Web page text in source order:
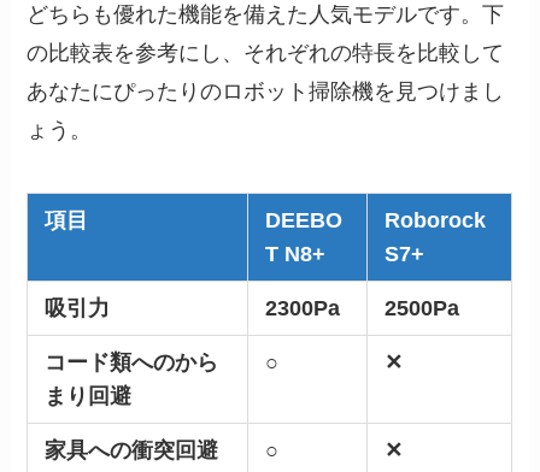
どちらも優れた機能を備えた人気モデルです。下
の比較表を参考にし、それぞれの特長を比較して
あなたにぴったりのロボット掃除機を見つけまし
ょう。
項目
DEEBO
T N8+
Roborock
S7+
吸引力 2300Pa 2500Pa
コード類へのから
まり回避
○ ✕
家具への衝突回避 ○ ✕